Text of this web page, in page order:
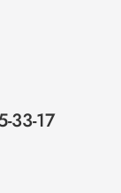
33-17